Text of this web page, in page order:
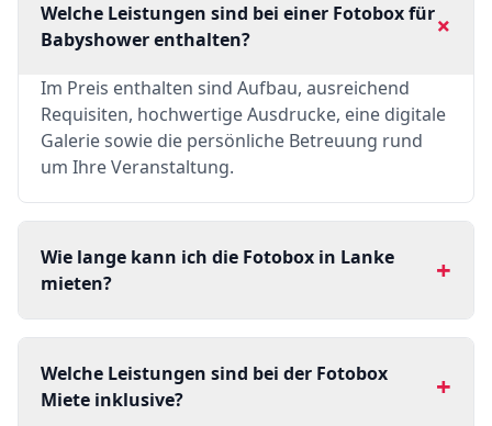
Welche Leistungen sind bei einer Fotobox für
Babyshower enthalten?
+
Im Preis enthalten sind Aufbau, ausreichend
Requisiten, hochwertige Ausdrucke, eine digitale
Galerie sowie die persönliche Betreuung rund
um Ihre Veranstaltung.
Wie lange kann ich die Fotobox in Lanke
mieten?
+
Welche Leistungen sind bei der Fotobox
Miete inklusive?
+